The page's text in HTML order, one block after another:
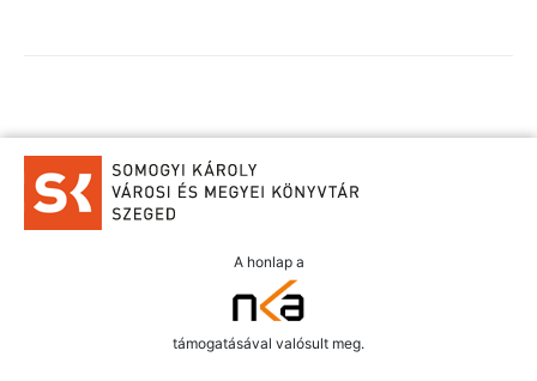
A honlap a
támogatásával valósult meg.